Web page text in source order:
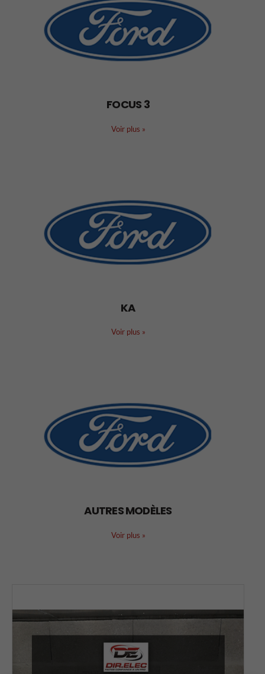
FOCUS 3
Voir plus »
KA
Voir plus »
AUTRES MODÈLES
Voir plus »